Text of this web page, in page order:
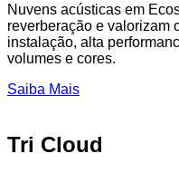
Nuvens acústicas em
reverberação e valorizam
instalação, alta
volumes e cores.
Saiba Mais
Tri Cloud